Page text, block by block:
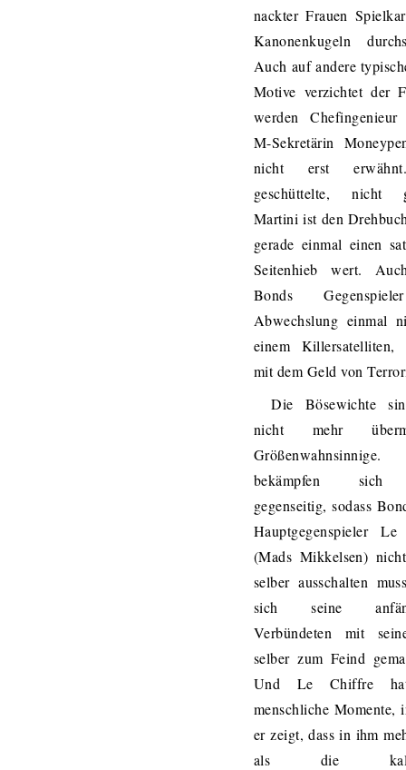
nackter Frauen
Kanonenkugeln
Auch auf andere
Motive verzichtet der
werden
M-Sekretärin
nicht erst
geschüttelte, nicht
Martini ist den
gerade einmal einen
Seitenhieb wert.
Bonds
Abwechslung einmal
einem Killersatelliten,
mit dem Geld von
Die Bösewichte
nicht mehr
bekämpfen sich
gegenseitig, sodass
Hauptgegenspieler
(Mads Mikkelsen)
selber ausschalten
sich seine
Verbündeten mit
selber zum Feind
Und Le Chiffre
menschliche Momente,
er zeigt, dass in ihm
als die